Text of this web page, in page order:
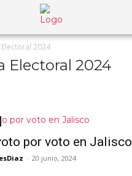
2024
Electoral 2024
por voto en Jalisco
- 20 junio, 2024